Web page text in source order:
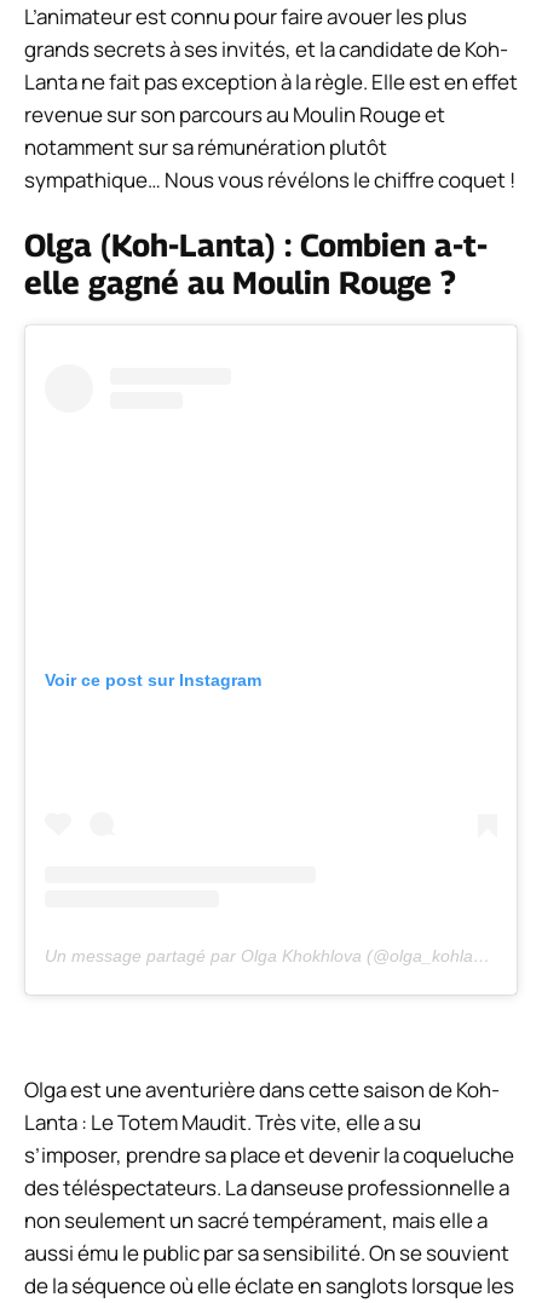
L’animateur est connu pour faire avouer les plus
grands secrets à ses invités, et la candidate deKoh-
Lantane fait pas exception à la règle. Elle est en effet
revenue sur son parcours au Moulin Rouge et
notamment sur sa rémunération plutôt
sympathique… Nous vous révélons le chiffre coquet !
Olga (Koh-Lanta) : Combien a-t-
elle gagné au Moulin Rouge ?
Voir ce post sur Instagram
Un message partagé par Olga Khokhlova (@olga_kohlanta)
Olga est une aventurière dans cette saison deKoh-
Lanta : Le Totem Maudit.Très vite, elle a su
s’imposer, prendre sa place et devenir la coqueluche
des téléspectateurs. La danseuse professionnelle a
non seulement un sacré tempérament, mais elle a
aussi ému le public par sa sensibilité. On se souvient
de la séquence où elle éclate en sanglots lorsque les